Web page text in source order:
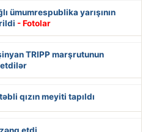
ümumrespublika yarışının
- Fotolar
TRIPP marşrutunun
etdilər
qızın meyiti tapıldı
etdi